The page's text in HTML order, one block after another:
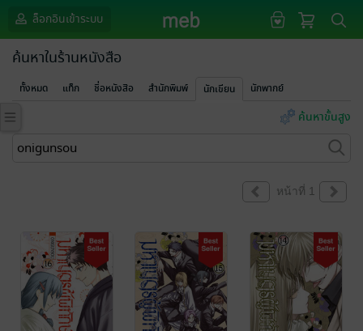
ล็อกอินเข้าระบบ
ค้นหาในร้านหนังสือ
ทั้งหมด แท็ก ชื่อหนังสือ สำนักพิมพ์ นักเขียน นักพากย์
ค้นหาขั้นสูง
หน้าที่ 1